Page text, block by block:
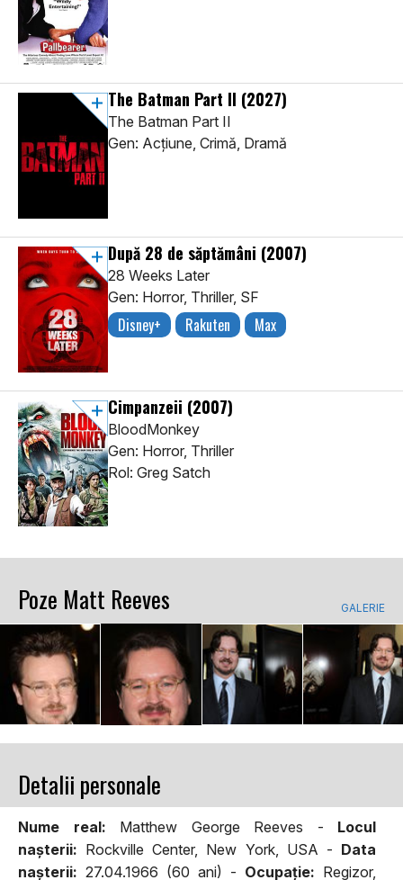
The Batman Part II (2027)
The Batman Part II
Gen: Acţiune, Crimă, Dramă
După 28 de săptămâni (2007)
28 Weeks Later
Gen: Horror, Thriller, SF
Disney+ Rakuten Max
Cimpanzeii (2007)
BloodMonkey
Gen: Horror, Thriller
Rol: Greg Satch
Poze Matt Reeves GALERIE
Detalii personale
Nume real: Matthew George Reeves - Locul
naşterii: Rockville Center, New York, USA - Data
naşterii: 27.04.1966 (60 ani) - Ocupaţie: Regizor,